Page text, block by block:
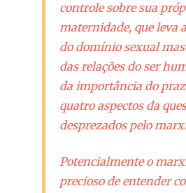
controle sobre sua
maternidade, que leva
do domínio sexual
das relações do ser
da importância do
quatro aspectos da
desprezados pelo
Potencialmente o
precioso de entender